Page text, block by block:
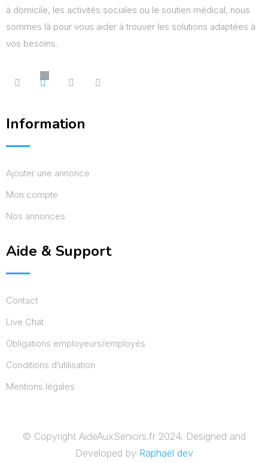
à domicile, les activités sociales ou le soutien médical, nous
sommes là pour vous aider à trouver les solutions adaptées à
vos besoins.
Information
Ajouter une annonce
Mon compte
Nos annonces
Aide & Support
Contact
Live Chat
Obligations employeurs/employés
Conditions d’utilisation
Mentions légales
© Copyright AideAuxSeniors.fr 2024. Designed and
Developed by Raphaël dev